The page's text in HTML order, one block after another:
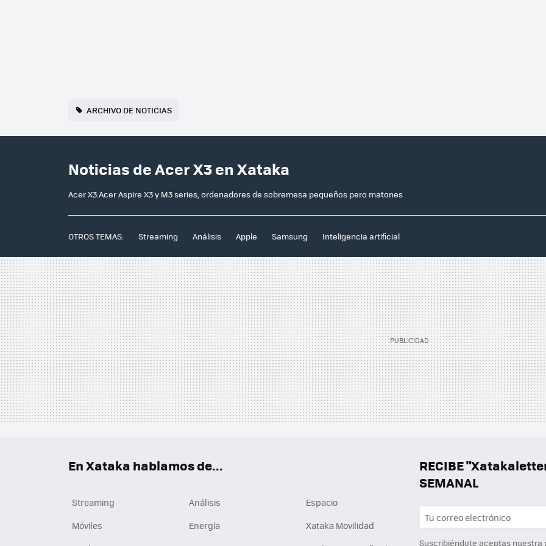
ARCHIVO DE NOTICIAS
Noticias de Acer X3 en Xataka
Acer X3:Acer Aspire X3 y M3 series, ordenadores de sobremesa pequeños pero matones
OTROS TEMAS: Streaming Análisis Apple Samsung Inteligencia artificial
RECIBE
SEMANAL
Suscribiéndote aceptas nuestra
En Xataka hablamos de...
Streaming Análisis
Espacio
Móviles
Energía
Xataka Movilidad